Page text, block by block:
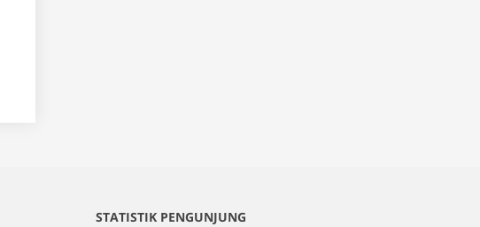
STATISTIK PENGUNJUNG